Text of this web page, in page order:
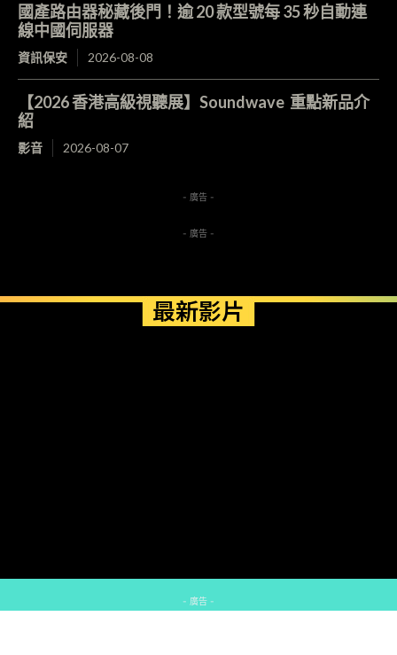
國產路由器秘藏後門！逾 20 款型號每 35 秒自動連
線中國伺服器
資訊保安 2026-08-08
【2026 香港高級視聽展】Soundwave 重點新品介
紹
影音 2026-08-07
- 廣告 -
- 廣告 -
最新影片
- 廣告 -